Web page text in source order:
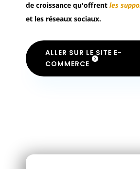
de croissance qu'offrent les
et les réseaux sociaux.
ALLER SUR LE SITE E-
COMMERCE